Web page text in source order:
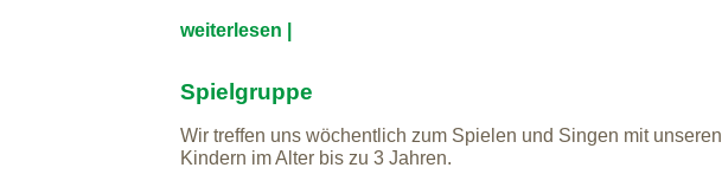
weiterlesen |
Spielgruppe
Wir treffen uns wöchentlich zum Spielen und Singen mit unseren
Kindern im Alter bis zu 3 Jahren.